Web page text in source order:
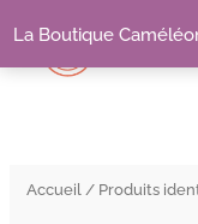
La Boutique
au
contenu
Accueil / Produits